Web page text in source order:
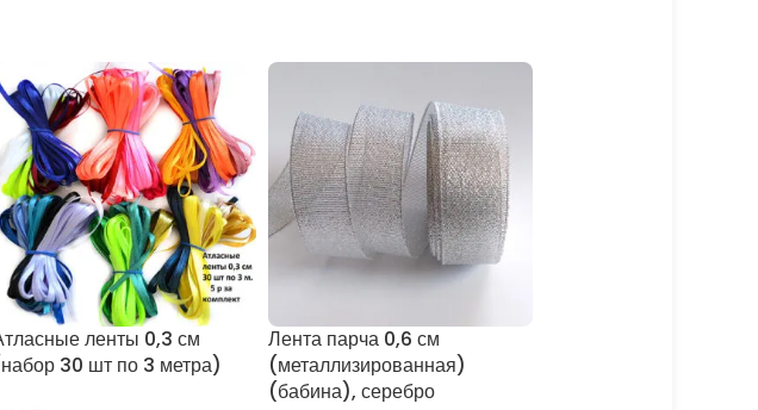
ленты 0,3 см
30 шт по 3 метра)
Лента парча 0,6 см
(металлизированная)
(бабина), серебро